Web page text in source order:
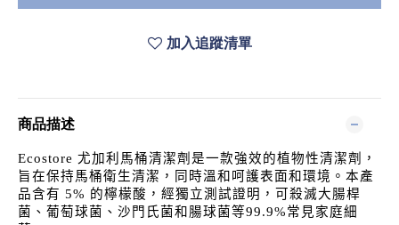
加入追蹤清單
商品描述
Ecostore 尤加利馬桶清潔劑是一款強效的植物性清潔劑，
旨在保持馬桶衛生清潔，同時溫和呵護表面和環境。本產
品含有 5% 的檸檬酸，經獨立測試證明，可殺滅大腸桿
菌、葡萄球菌、沙門氏菌和 腸球菌等99.9%常見家庭細